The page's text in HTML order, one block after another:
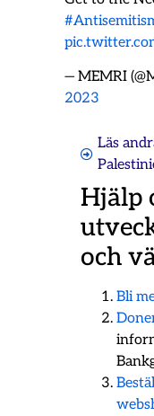
— MEMRI
2023
Läs
Hjälp
och
Bli